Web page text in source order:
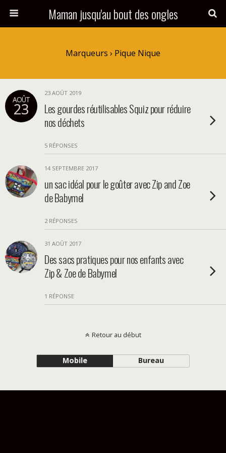
Maman jusqu'au bout des ongles
Marqueurs › Pique Nique
AOÛT
23
23 AOÛT 2019
Les gourdes réutilisables Squiz pour réduire
nos déchets
5 RÉPONSES
14 SEPTEMBRE 2017
un sac idéal pour le goûter avec Zip and Zoe
de Babymel
2 RÉPONSES
31 AOÛT 2017
Des sacs pratiques pour nos enfants avec
Zip & Zoe de Babymel
1 RÉPONSE
Retour au début
Mobile Bureau